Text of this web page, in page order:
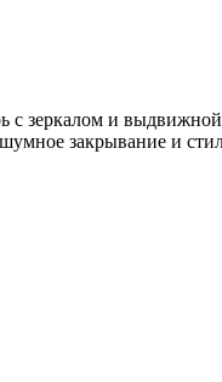
с зеркалом и
закрывание и